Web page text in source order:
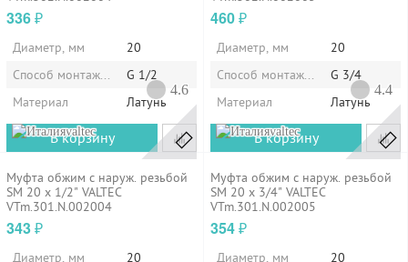
336₽
Диаметр, мм
20
Способ монтажа/установки
G 1/2
Материал
Латунь
В корзину
460₽
Диаметр, мм
20
Способ монтажа/установки
G 3/4
Материал
Латунь
В корзину
valtec
4.6
Муфта обжим с наруж. резьбой
SM 20 x 1/2" VALTEC
VTm.301.N.002004
343₽
Диаметр, мм 20
valtec
4.4
Муфта обжим с наруж. резьбой
SM 20 x 3/4" VALTEC
VTm.301.N.002005
354₽
Диаметр, мм 20